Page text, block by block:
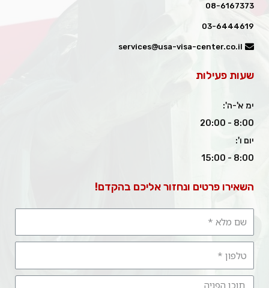
08-6167373
03-6444619
services@usa-visa-center.co.il
שעות פעילות
ימ א'-ה':
8:00 - 20:00
יום ו':
8:00 - 15:00
השאירו פרטים ונחזור אליכם בהקדם!